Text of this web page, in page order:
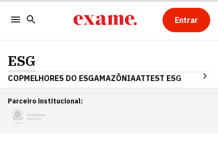
Entrar
ESG
COPMELHORES DO ESGAMAZÔNIAATTEST ESG
Parceiro institucional: